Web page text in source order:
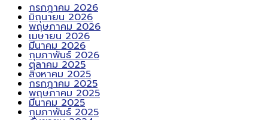
กรกฎาคม 2026
มิถุนายน 2026
พฤษภาคม 2026
เมษายน 2026
มีนาคม 2026
กุมภาพันธ์ 2026
ตุลาคม 2025
สิงหาคม 2025
กรกฎาคม 2025
พฤษภาคม 2025
มีนาคม 2025
กุมภาพันธ์ 2025